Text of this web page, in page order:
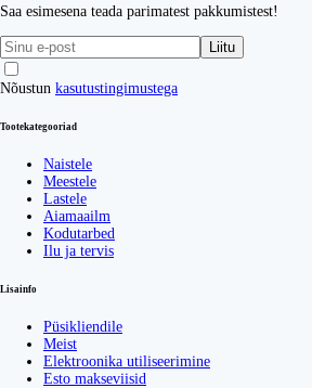
Saa esimesena teada parimatest pakkumistest!
Liitu
Nõustun kasutustingimustega
Tootekategooriad
Naistele
Meestele
Lastele
Aiamaailm
Kodutarbed
Ilu ja tervis
Lisainfo
Püsikliendile
Meist
Elektroonika utiliseerimine
Esto makseviisid